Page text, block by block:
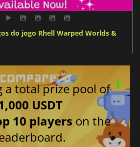
do jogo Rhell Warped Worlds &
a total prize pool of
USDT
10 players on the